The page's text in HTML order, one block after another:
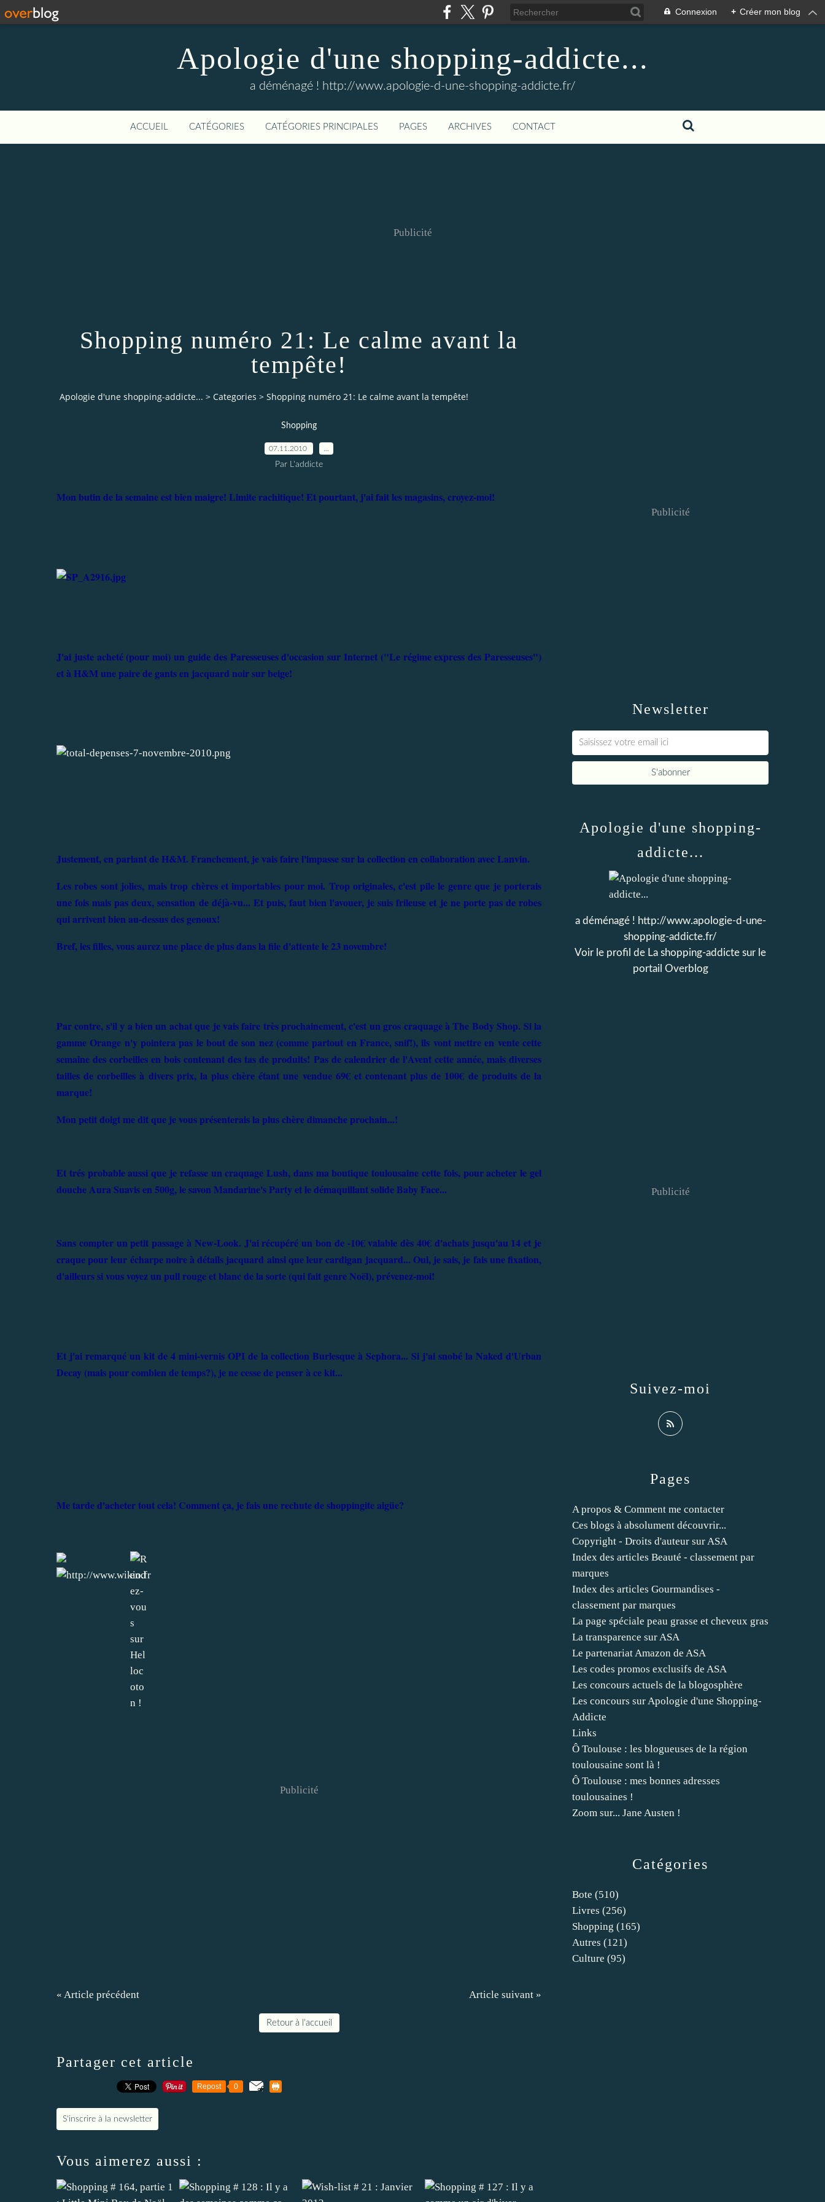
Connexion + Créer mon blog
Apologie d'une shopping-addicte...
a déménagé ! http://www.apologie-d-une-shopping-addicte.fr/
ACCUEIL CATÉGORIES CATÉGORIES PRINCIPALES PAGES ARCHIVES CONTACT
Publicité
Shopping numéro 21: Le calme avant la
tempête!
Apologie d'une shopping-addicte... > Categories > Shopping numéro 21: Le calme avant la tempête!
Shopping
07.11.2010
Par L'addicte
Mon butin de la semaine est bien maigre! Limite rachitique! Et pourtant, j'ai fait les magasins, croyez-moi!
J'ai juste acheté (pour moi) un guide des Paresseuses d'occasion sur Internet ("Le régime express des Paresseuses")
et à H&M une paire de gants en jacquard noir sur beige!
Justement, en parlant de H&M. Franchement, je vais faire l'impasse sur la collection en collaboration avec Lanvin.
Les robes sont jolies, mais trop chères et importables pour moi. Trop originales, c'est pile le genre que je porterais
une fois mais pas deux, sensation de déjà-vu... Et puis, faut bien l'avouer, je suis frileuse et je ne porte pas de robes
qui arrivent bien au-dessus des genoux!
Bref, les filles, vous aurez une place de plus dans la file d'attente le 23 novembre!
Par contre, s'il y a bien un achat que je vais faire très prochainement, c'est un gros craquage à The Body Shop. Si la
gamme Orange n'y pointera pas le bout de son nez (comme partout en France, snif!), ils vont mettre en vente cette
semaine des corbeilles en bois contenant des tas de produits! Pas de calendrier de l'Avent cette année, mais diverses
tailles de corbeilles à divers prix, la plus chère étant une vendue 69€ et contenant plus de 100€ de produits de la
marque!
Mon petit doigt me dit que je vous présenterais la plus chère dimanche prochain...!
Et trés probable aussi que je refasse un craquage Lush, dans ma boutique toulousaine cette fois, pour acheter le gel
douche Aura Suavis en 500g, le savon Mandarine's Party et le démaquillant solide Baby Face...
Sans compter un petit passage à New-Look. J'ai récupéré un bon de -10€ valable dès 40€ d'achats jusqu'au 14 et je
craque pour leur écharpe noire à détails jacquard ainsi que leur cardigan jacquard... Oui, je sais, je fais une fixation,
d'ailleurs si vous voyez un pull rouge et blanc de la sorte (qui fait genre Noël), prévenez-moi!
Et j'ai remarqué un kit de 4 mini-vernis OPI de la collection Burlesque à Sephora... Si j'ai snobé la Naked d'Urban
Decay (mais pour combien de temps?), je ne cesse de penser à ce kit...
Me tarde d'acheter tout cela! Comment ça, je fais une rechute de shoppingite aigüe?
Publicité
« Article précédent Article suivant »
Retour à l'accueil
Partager cet article
Repost 0
S'inscrire à la newsletter
Vous aimerez aussi :
Newsletter
Publicité
Catégories
Bote (510)
Livres (256)
Shopping (165)
Autres (121)
Culture (95)
Pages
A propos & Comment me contacter
Ces blogs à absolument découvrir...
Copyright - Droits d'auteur sur ASA
Index des articles Beauté - classement par
marques
Index des articles Gourmandises -
classement par marques
La page spéciale peau grasse et cheveux gras
La transparence sur ASA
Le partenariat Amazon de ASA
Les codes promos exclusifs de ASA
Les concours actuels de la blogosphère
Les concours sur Apologie d'une Shopping-
Addicte
Links
Ô Toulouse : les blogueuses de la région
toulousaine sont là !
Ô Toulouse : mes bonnes adresses
toulousaines !
Zoom sur... Jane Austen !
Apologie d'une shopping-
addicte...
a déménagé ! http://www.apologie-d-une-
shopping-addicte.fr/
Voir le profil de La shopping-addicte sur le
portail Overblog
Suivez-moi
Publicité